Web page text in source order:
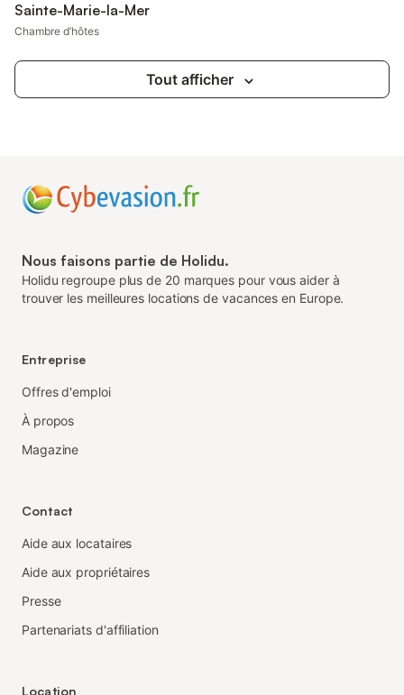
Sainte-Marie-la-Mer
Chambre d’hôtes
Tout afficher
Nous faisons partie de Holidu.
Holidu regroupe plus de 20 marques pour vous aider à
trouver les meilleures locations de vacances en Europe.
Entreprise
Offres d'emploi
À propos
Magazine
Contact
Aide aux locataires
Aide aux propriétaires
Presse
Partenariats d'affiliation
Location